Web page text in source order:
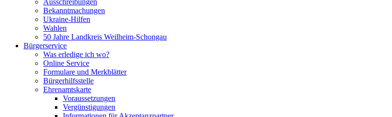
Ausschreibungen
Bekanntmachungen
Ukraine-Hilfen
Wahlen
50 Jahre Landkreis Weilheim-Schongau
Bürgerservice
Was erledige ich wo?
Online Service
Formulare und Merkblätter
Bürgerhilfsstelle
Ehrenamtskarte
Voraussetzungen
Vergünstigungen